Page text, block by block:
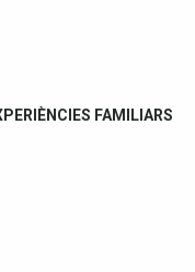
FAMILIARS
Céret